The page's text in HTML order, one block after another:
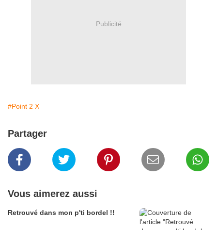
Publicité
#Point 2 X
Partager
Vous aimerez aussi
Retrouvé dans mon p'ti bordel !!